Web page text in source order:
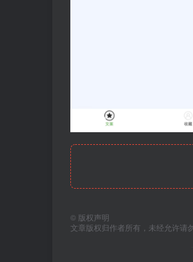
© 版权声明
文章版权归作者所有，未经允许请勿